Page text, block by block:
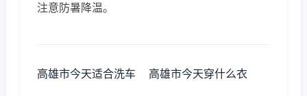
注意防暑降温。
高雄市今天适合洗车 高雄市今天穿什么衣